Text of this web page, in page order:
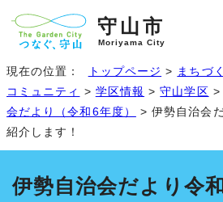
守山市
Moriyama City
現在の位置： トップページ > まちづ
コミュニティ
> 学区情報 >守山学区 >
会だより（令和6年度）
> 伊勢自治会
紹介します！
伊勢自治会だより令